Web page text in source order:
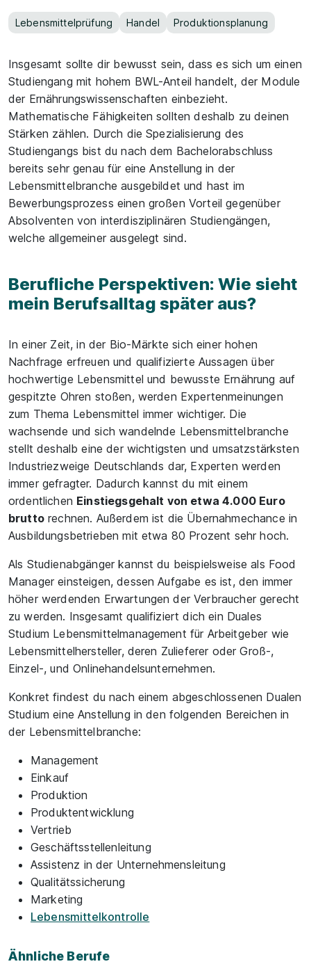
Lebensmittelprüfung Handel Produktionsplanung
Insgesamt sollte dir bewusst sein, dass es sich um einen
Studiengang mit hohem BWL-Anteil handelt, der Module
der Ernährungswissenschaften einbezieht.
Mathematische Fähigkeiten sollten deshalb zu deinen
Stärken zählen. Durch die Spezialisierung des
Studiengangs bist du nach dem Bachelorabschluss
bereits sehr genau für eine Anstellung in der
Lebensmittelbranche ausgebildet und hast im
Bewerbungsprozess einen großen Vorteil gegenüber
Absolventen von interdisziplinären Studiengängen,
welche allgemeiner ausgelegt sind.
Berufliche Perspektiven: Wie sieht
mein Berufsalltag später aus?
In einer Zeit, in der Bio-Märkte sich einer hohen
Nachfrage erfreuen und qualifizierte Aussagen über
hochwertige Lebensmittel und bewusste Ernährung auf
gespitzte Ohren stoßen, werden Expertenmeinungen
zum Thema Lebensmittel immer wichtiger. Die
wachsende und sich wandelnde Lebensmittelbranche
stellt deshalb eine der wichtigsten und umsatzstärksten
Industriezweige Deutschlands dar, Experten werden
immer gefragter. Dadurch kannst du mit einem
ordentlichen Einstiegsgehalt von etwa 4.000 Euro
bruttorechnen. Außerdem ist die Übernahmechance in
Ausbildungsbetrieben mit etwa 80 Prozent sehr hoch.
Als Studienabgänger kannst du beispielsweise als Food
Manager einsteigen, dessen Aufgabe es ist, den immer
höher werdenden Erwartungen der Verbraucher gerecht
zu werden. Insgesamt qualifiziert dich ein Duales
Studium Lebensmittelmanagement für Arbeitgeber wie
Lebensmittelhersteller, deren Zulieferer oder Groß-,
Einzel-, und Onlinehandelsunternehmen.
Konkret findest du nach einem abgeschlossenen Dualen
Studium eine Anstellung in den folgenden Bereichen in
der Lebensmittelbranche:
Management
Einkauf
Produktion
Produktentwicklung
Vertrieb
Geschäftsstellenleitung
Assistenz in der Unternehmensleitung
Qualitätssicherung
Marketing
Lebensmittelkontrolle
Ähnliche Berufe